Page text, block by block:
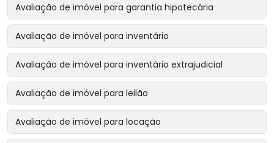
Avaliação de imóvel para garantia hipotecária
Avaliação de imóvel para inventário
Avaliação de imóvel para inventário extrajudicial
Avaliação de imóvel para leilão
Avaliação de imóvel para locação